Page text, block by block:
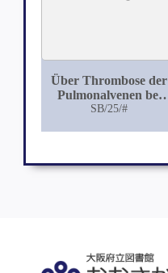
Über Thrombose der
Pulmonalvenen bei
Emphysem wobei
und zuletzt tötliche
SB/25/#